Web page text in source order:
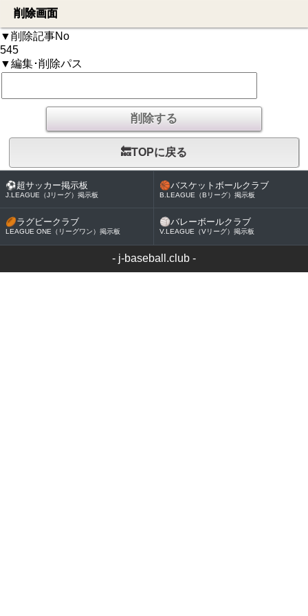
削除画面
▼削除記事No
545
▼編集･削除パス
🔙TOPに戻る
⚽超サッカー掲示板
J.LEAGUE（Jリーグ）掲示板
🏀バスケットボールクラブ
B.LEAGUE（Bリーグ）掲示板
🏉ラグビークラブ
LEAGUE ONE（リーグワン）掲示板
🏐バレーボールクラブ
V.LEAGUE（Vリーグ）掲示板
- j-baseball.club -